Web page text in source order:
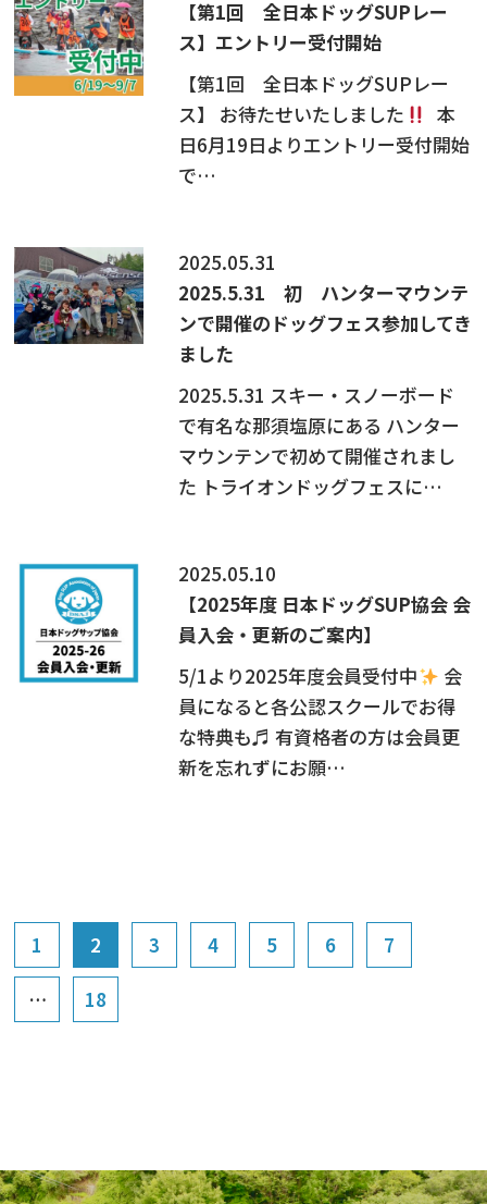
【第1回 全日本ドッグSUPレー
ス】エントリー受付開始
【第1回 全日本ドッグSUPレー
ス】 お待たせいたしました
本
日6月19日よりエントリー受付開始
で…
2025.05.31
2025.5.31 初 ハンターマウンテ
ンで開催のドッグフェス参加してき
ました
2025.5.31 スキー・スノーボード
で有名な那須塩原にある ハンター
マウンテンで初めて開催されまし
た トライオンドッグフェスに…
2025.05.10
【2025年度 日本ドッグSUP協会 会
員入会・更新のご案内】
5/1より2025年度会員受付中
会
員になると各公認スクールでお得
な特典も♬ 有資格者の方は会員更
新を忘れずにお願…
1 2 3 4 5 6
7
…
18